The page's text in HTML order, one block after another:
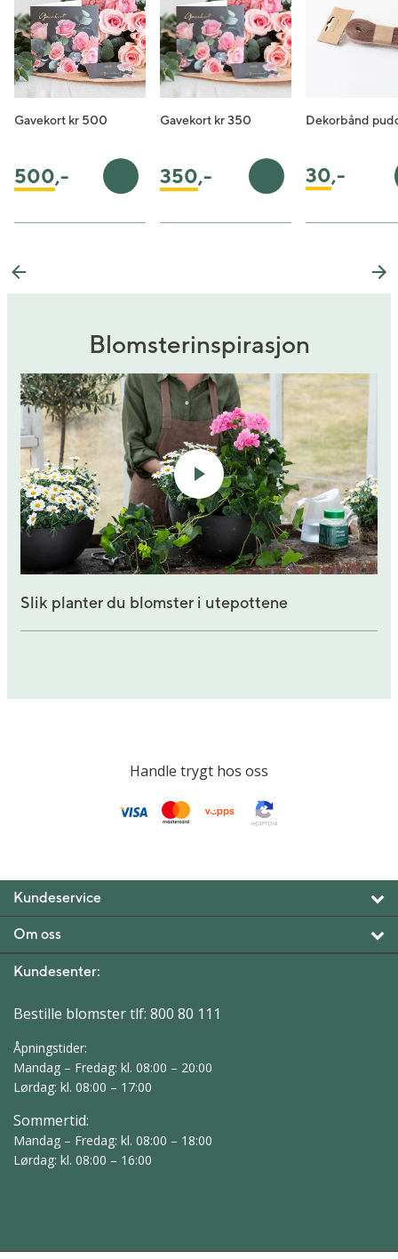
Gavekort kr 500
500,- Legg i handlekurv
Gavekort kr 350
350,- Legg i handlekurv
Dekorbånd
30,-
Previous
Blomsterinspirasjon
Slik planter du blomster i utepottene
Handle trygt hos oss
Kundeservice
Om oss
Kundesenter:
Bestille blomster tlf: 800 80 111
Åpningstider:
Mandag – Fredag: kl. 08:00 – 20:00
Lørdag: kl. 08:00 – 17:00
Sommertid:
Mandag – Fredag: kl. 08:00 – 18:00
Lørdag: kl. 08:00 – 16:00